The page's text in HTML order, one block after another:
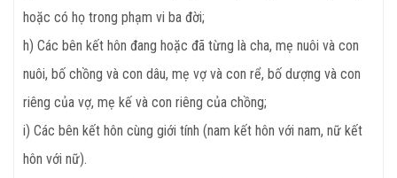
hoặc có họ trong phạm vi ba đời;
h) Các bên kết hôn đang hoặc đã từng là cha, mẹ nuôi và con
nuôi, bố chồng và con dâu, mẹ vợ và con rể, bố dượng và con
riêng của vợ, mẹ kế và con riêng của chồng;
i) Các bên kết hôn cùng giới tính (nam kết hôn với nam, nữ kết
hôn với nữ).